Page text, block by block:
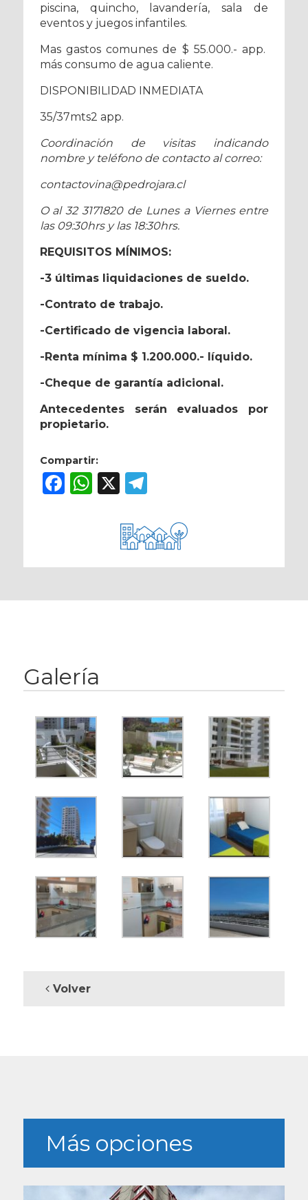
piscina, quincho, lavandería, sala de
eventos y juegos infantiles.
Mas gastos comunes de $ 55.000.- app.
más consumo de agua caliente.
DISPONIBILIDAD INMEDIATA
35/37mts2 app.
Coordinación de visitas indicando
nombre y teléfono de contacto al correo:
contactovina@pedrojara.cl
O al 32 3171820 de Lunes a Viernes entre
las 09:30hrs y las 18:30hrs.
REQUISITOS MÍNIMOS:
-3 últimas liquidaciones de sueldo.
-Contrato de trabajo.
-Certificado de vigencia laboral.
-Renta mínima $ 1.200.000.- líquido.
-Cheque de garantía adicional.
Antecedentes serán evaluados por
propietario.
Compartir:
Facebook
WhatsApp
X Telegram
Galería
Volver
Más opciones